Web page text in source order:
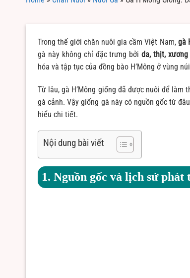
Trong thế giới chăn nuôi gia cầm Việt Nam, gà
gà này không chỉ đặc trưng bởida, thịt,
hóa và tập tục của đồng bào H’Mông ở vùng
Từ lâu, gà H’Mông giống đã được nuôi để
gà cảnh. Vậy giống gà này có nguồn gốc từ
hiểu chi tiết.
Nội dung bài viết
1. Nguồn gốc và lịch sử